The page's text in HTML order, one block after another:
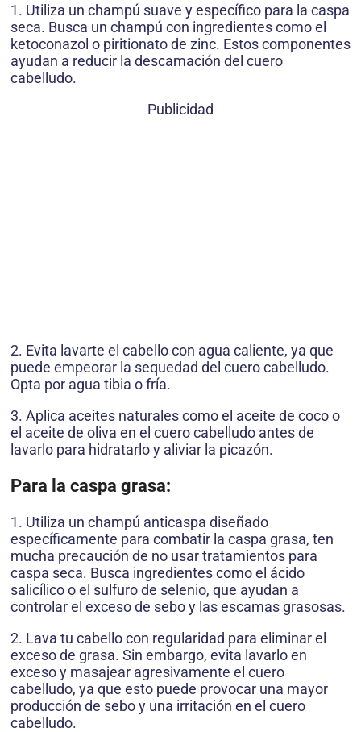
1. Utiliza un champú suave y específico para la caspa
seca. Busca un champú con ingredientes como el
ketoconazol o piritionato de zinc. Estos componentes
ayudan a reducir la descamación del cuero
cabelludo.
Publicidad
2. Evita lavarte el cabello con agua caliente, ya que
puede empeorar la sequedad del cuero cabelludo.
Opta por agua tibia o fría.
3. Aplica aceites naturales como el aceite de coco o
el aceite de oliva en el cuero cabelludo antes de
lavarlo para hidratarlo y aliviar la picazón.
Para la caspa grasa:
1. Utiliza un champú anticaspa diseñado
específicamente para combatir la caspa grasa, ten
mucha precaución de no usar tratamientos para
caspa seca. Busca ingredientes como el ácido
salicílico o el sulfuro de selenio, que ayudan a
controlar el exceso de sebo y las escamas grasosas.
2. Lava tu cabello con regularidad para eliminar el
exceso de grasa. Sin embargo, evita lavarlo en
exceso y masajear agresivamente el cuero
cabelludo, ya que esto puede provocar una mayor
producción de sebo y una irritación en el cuero
cabelludo.